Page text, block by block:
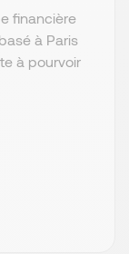
financière
à Paris
à pourvoir